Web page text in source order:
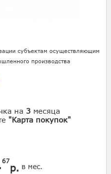
субъектам осуществляющим
производства
на 3 месяца
"Карта покупок"
67
р. в мес.